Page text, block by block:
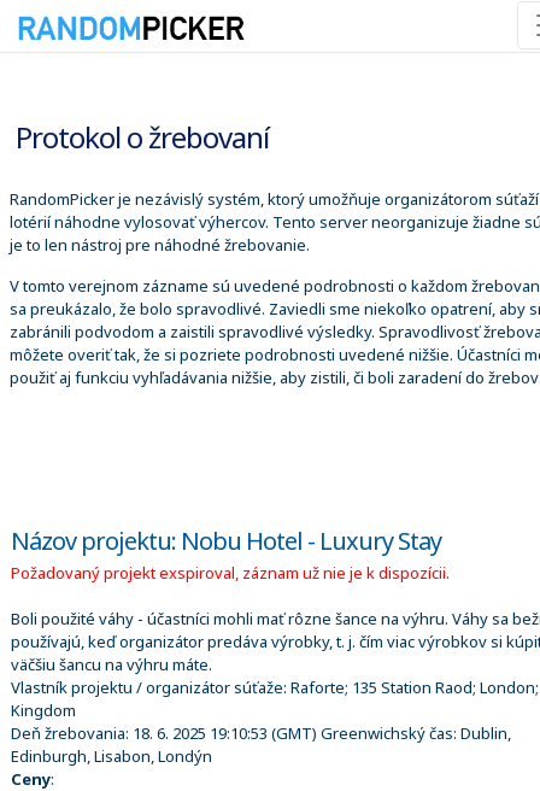
Protokol o žrebovaní
RandomPicker je nezávislý systém, ktorý umožňuje organizátorom
lotérií náhodne vylosovať výhercov. Tento server neorganizuje žiadne
je to len nástroj pre náhodné žrebovanie.
V tomto verejnom zázname sú uvedené podrobnosti o každom
sa preukázalo, že bolo spravodlivé. Zaviedli sme niekoľko opatrení, aby
zabránili podvodom a zaistili spravodlivé výsledky. Spravodlivosť
môžete overiť tak, že si pozriete podrobnosti uvedené nižšie. Účastníci
použiť aj funkciu vyhľadávania nižšie, aby zistili, či boli zaradení do
Názov projektu: Nobu Hotel - Luxury Stay
Požadovaný projekt exspiroval, záznam už nie je k dispozícii.
Boli použité váhy - účastníci mohli mať rôzne šance na výhru. Váhy sa
používajú, keď organizátor predáva výrobky, t. j. čím viac výrobkov si
väčšiu šancu na výhru máte.
Vlastník projektu / organizátor súťaže: Raforte; 135 Station Raod;
Kingdom
Deň žrebovania: 18. 6. 2025 19:10:53 (GMT) Greenwichský čas: Dublin,
Edinburgh, Lisabon, Londýn
Ceny: